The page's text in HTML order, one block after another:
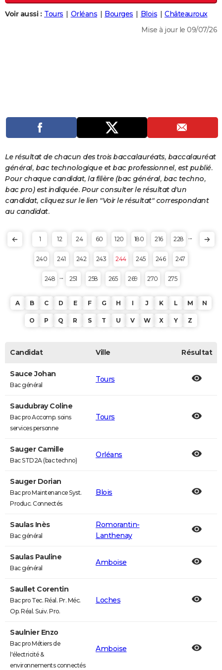
Destinations
City break
Voyage nature
Voyage de noces
Forum
Climat
+
PHOTO
COPAINS D'AVANT
AVIS DE DÉCÈS
FORUM
Bricolage
Lifestyle
Culture
Sport
Auto
Television
Voyage
Cinema
Voir aussi : Tours Orléans Bourges Blois
Châteauroux
Mise à jour le 09/07/26
Le résultat de chacun des trois baccalauréats, baccalauréat
général, bac technologique et bac professionnel, est publié.
Pour chaque candidat, la filière (bac général, bac techno,
bac pro) est indiquée. Pour consulter le résultat d'un
candidat, cliquez sur le lien "Voir le résultat" correspondant
au candidat.
1 12 24 60 120 180 216 228 ...
240 241 242 243 244 245 246 247
248 ... 251 258 265 269 270 275
A B C D E F G H I J K L M N
O P Q R S T U V W X Y Z
Candidat Ville Résultat
Sauce Johan
Bac général
Tours
Saudubray Coline
Bac pro Accomp. soins
services personne
Tours
Sauger Camille
Bac STD2A (bac techno)
Orléans
Sauger Dorian
Bac pro Maintenance Syst.
Produc. Connectés
Blois
Saulas Inès
Bac général
Romorantin-
Lanthenay
Saulas Pauline
Bac général
Amboise
Saullet Corentin
Bac pro Tec. Réal. Pr. Méc.
Op. Réal. Suiv. Pro.
Loches
Saulnier Enzo
Bac pro Métiers de
l'électricité &
environnements connectés
Amboise